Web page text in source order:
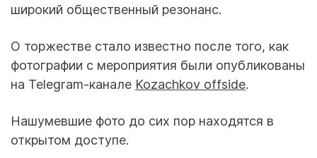
широкий общественный резонанс.
О торжестве стало известно после того, как
фотографии с мероприятия были опубликованы
на Telegram-канале Kozachkov offside.
Нашумевшие фото до сих пор находятся в
открытом доступе.